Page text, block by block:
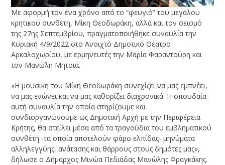
Με αφορμή τον ένα χρόνο από το “φευγιό” του μεγάλου
κρητικού συνθέτη, Μίκη Θεοδωράκη, αλλά και τον σεισμό
της 27ης Σεπτεμβρίου, πραγματοποιήθηκε συναυλία την
Κυριακή 4/9/2022 στο Ανοιχτό Δημοτικό Θέατρο
Αρκαλοχωρίου, με ερμηνευτές την Μαρία Φαραντούρη και
τον Μανώλη Μητσιά.
«Η μουσική του Μίκη Θεοδωράκη συνεχίζει να μας εμπνέει,
να μας ενώνει και να μας καθορίζει διαχρονικά. Η σπουδαία
αυτή συναυλία την οποία στηρίζουμε και
συνδιοργανώνουμε ως Δημοτική Αρχή με την Περιφέρεια
Κρήτης, θα στείλει μέσα από τα τραγούδια του εμβληματικού
συνθέτη -τα οποία αποτελούν φάρο ελπίδας- μηνύματα
αλληλεγγύης, ανάτασης και θάρρους στους δημότες μας»,
δήλωσε ο Δήμαρχος Μινώα Πεδιάδας Μανώλης Φραγκάκης.